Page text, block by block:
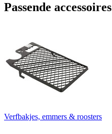
Passende accessoires
Verfbakjes, emmers & roosters